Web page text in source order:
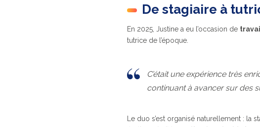
De stagiaire à
En 2025, Justine a eu l’occasion de
tutrice de l’époque.
C’était une expérience très
continuant à avancer sur des
Le duo s’est organisé naturellement : la